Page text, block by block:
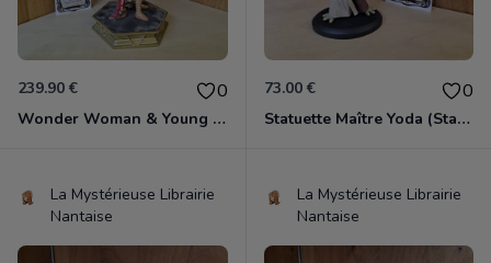
239.90 € 0
Wonder Woman & Young Diana (tirée de "Wonder Woman 1984")
73.00 € 0
Statuette Maître Yoda (Star Wars).
La Mystérieuse Librairie
Nantaise
La Mystérieuse Librairie
Nantaise